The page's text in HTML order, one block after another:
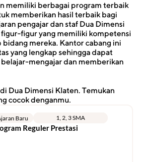
memiliki berbagai program terbaik
memberikan hasil terbaik bagi
pengajar dan staf Dua Dimensi
figur yang memiliki kompetensi
mereka. Kantor cabang ini
yang lengkap sehingga dapat
mengajar dan memberikan
Dua Dimensi Klaten. Temukan
cocok denganmu.
Baru 1, 2, 3 SMA
Reguler Prestasi